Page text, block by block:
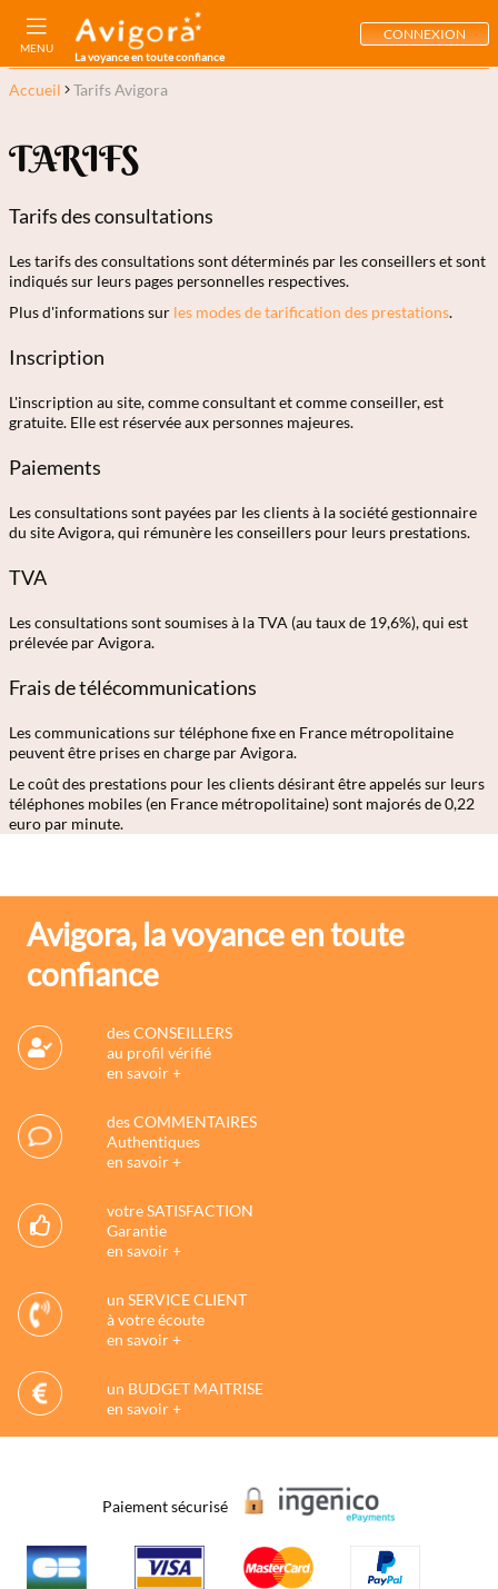
MENU
La voyance en toute confiance
CONNEXION
Accueil Tarifs Avigora
TARIFS
Tarifs des consultations
Les tarifs des consultations sont déterminés par les conseillers et sont
indiqués sur leurs pages personnelles respectives.
Plus d'informations sur les modes de tarification des prestations.
Inscription
L'inscription au site, comme consultant et comme conseiller, est
gratuite. Elle est réservée aux personnes majeures.
Paiements
Les consultations sont payées par les clients à la société gestionnaire
du site Avigora, qui rémunère les conseillers pour leurs prestations.
TVA
Les consultations sont soumises à la TVA (au taux de 19,6%), qui est
prélevée par Avigora.
Frais de télécommunications
Les communications sur téléphone fixe en France métropolitaine
peuvent être prises en charge par Avigora.
Le coût des prestations pour les clients désirant être appelés sur leurs
téléphones mobiles (en France métropolitaine) sont majorés de 0,22
euro par minute.
Avigora, la voyance en toute
confiance
des CONSEILLERS
au profil vérifié
en savoir +
des COMMENTAIRES
Authentiques
en savoir +
votre SATISFACTION
Garantie
en savoir +
un SERVICE CLIENT
à votre écoute
en savoir +
un BUDGET MAITRISE
en savoir +
Paiement sécurisé